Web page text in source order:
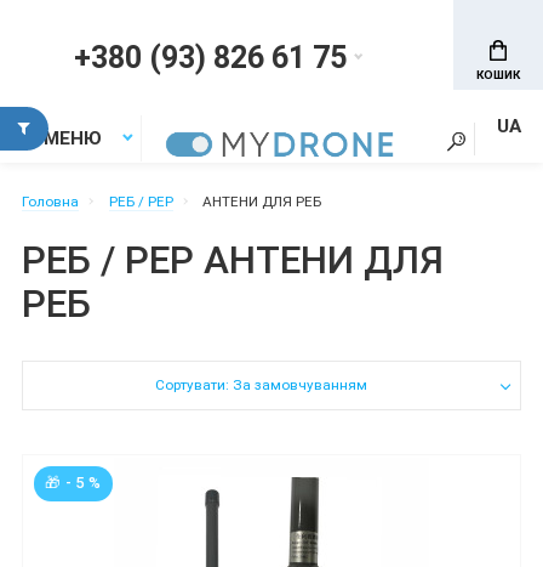
+380 (93) 826 61 75 КОШИК
МЕНЮ
UA
Головна РЕБ / РЕР АНТЕНИ ДЛЯ РЕБ
РЕБ / РЕР АНТЕНИ ДЛЯ
РЕБ
Сортувати: За замовчуванням
🎁 - 5 %